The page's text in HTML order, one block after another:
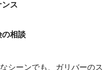
ス
の相談
シーンでも、ガリバーのス